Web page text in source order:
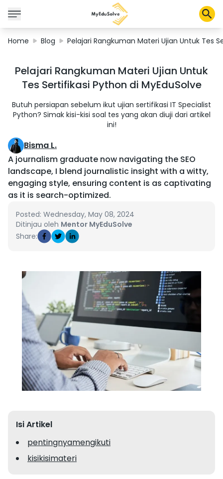
Corporate Solutions
Certifications
About Us
Shop
My Cart
Profile
Home Blog Pelajari Rangkuman Materi Ujian Untuk Tes
Pelajari Rangkuman Materi Ujian Untuk
Tes Sertifikasi Python di MyEduSolve
Butuh persiapan sebelum ikut ujian sertifikasi IT Specialist
Python? Simak kisi-kisi soal tes yang akan diuji dari artikel
ini!
Bisma L.
A journalism graduate now navigating the SEO
landscape, I blend journalistic insight with a witty,
engaging style, ensuring content is as captivating
as it is search-optimized.
Posted: Wednesday, May 08, 2024
Ditinjau oleh Mentor MyEduSolve
Share:
Isi Artikel
pentingnyamengikuti
kisikisimateri